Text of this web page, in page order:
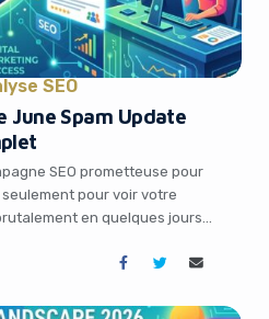
SEO
June Spam Update
SEO prometteuse pour
pour voir votre
en quelques jours.
digital depuis le 24 juin
anti-spam, la deuxième de […]